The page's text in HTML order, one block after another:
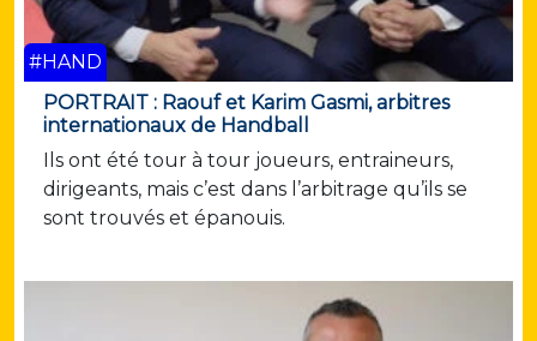
#HAND
PORTRAIT : Raouf et Karim Gasmi, arbitres
internationaux de Handball
Ils ont été tour à tour joueurs, entraineurs,
dirigeants, mais c’est dans l’arbitrage qu’ils se
sont trouvés et épanouis.